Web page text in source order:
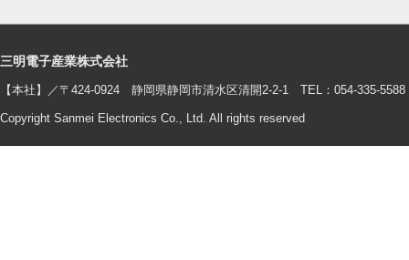
三明電子産業株式会社
【本社】／〒424-0924 静岡県静岡市清水区清開2-2-1 TEL：054-335-
Copyright Sanmei Electronics Co., Ltd. All rights reserved